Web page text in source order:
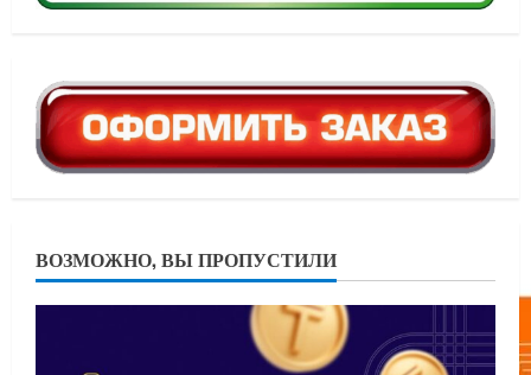
ВОЗМОЖНО, ВЫ ПРОПУСТИЛИ